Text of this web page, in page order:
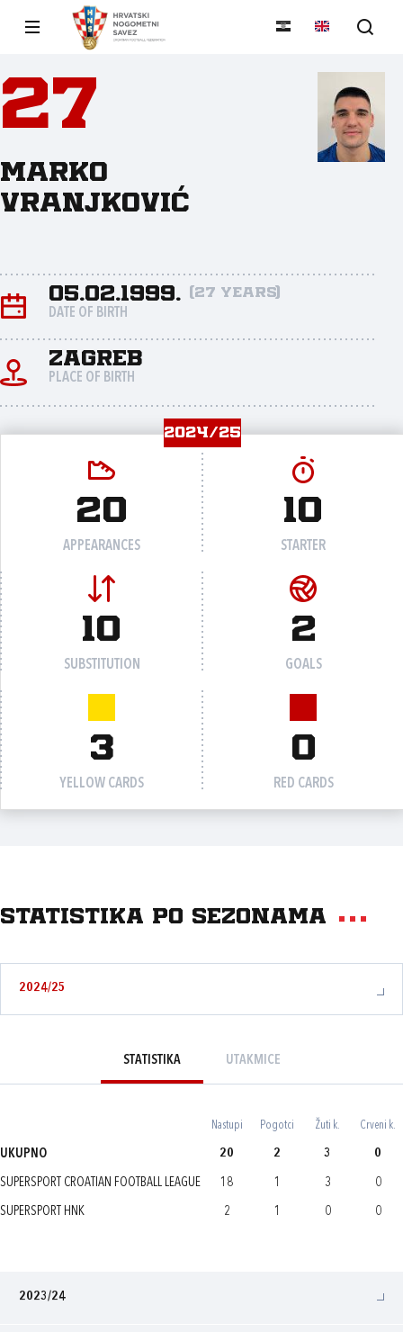
27
Marko
Vranjković
05.02.1999. (27 years)
DATE OF BIRTH
Zagreb
PLACE OF BIRTH
2024/25
20
APPEARANCES
10
STARTER
10
SUBSTITUTION
2
GOALS
3
YELLOW CARDS
0
RED CARDS
Statistika po sezonama
2024/25
STATISTIKA UTAKMICE
Nastupi Pogotci Žuti k. Crveni k.
UKUPNO 20 2 3 0
SUPERSPORT CROATIAN FOOTBALL LEAGUE 18 1 3 0
SUPERSPORT HNK 2 1 0 0
2023/24